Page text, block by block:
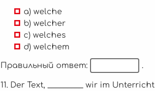
a) welche
b) welcher
c) welches
d) welchem
Правильный ответ: .
11. Der Text, _________ wir im